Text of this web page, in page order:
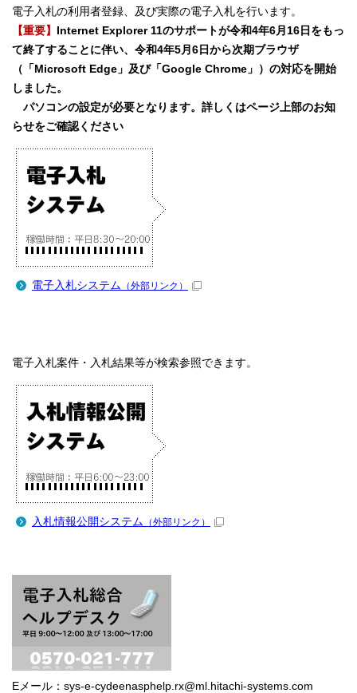
電子入札の利用者登録、及び実際の電子入札を行います。
【重要】
Internet Explorer 11のサポートが令和4年6月16日をもっ
て終了することに伴い、令和4年5月6日から次期ブラウザ
（「Microsoft Edge」及び「Google Chrome」）の対応を開始
しました。
パソコンの設定が必要となります。詳しくはページ上部のお知
らせをご確認ください
電子入札システム （外部リンク）
電子入札案件・入札結果等が検索参照できます。
入札情報公開システム （外部リンク）
Eメール：sys-e-cydeenasphelp.rx@ml.hitachi-systems.com